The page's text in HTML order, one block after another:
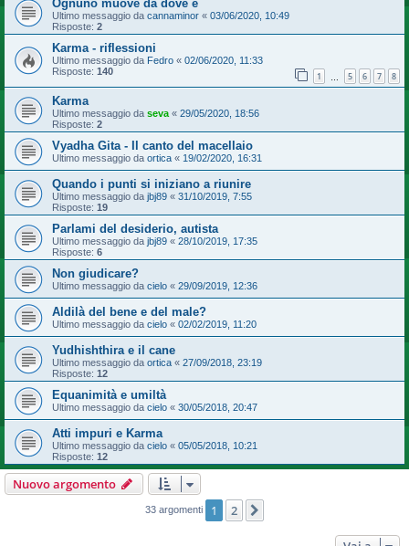
Ognuno muove da dove è
Ultimo messaggio da cannaminor « 03/06/2020, 10:49
Risposte: 2
Karma - riflessioni
Ultimo messaggio da Fedro « 02/06/2020, 11:33
Risposte: 140 1 5 6 7 8
Karma
Ultimo messaggio da seva « 29/05/2020, 18:56
Risposte: 2
Vyadha Gita - Il canto del macellaio
Ultimo messaggio da ortica « 19/02/2020, 16:31
Quando i punti si iniziano a riunire
Ultimo messaggio da jbj89 « 31/10/2019, 7:55
Risposte: 19
Parlami del desiderio, autista
Ultimo messaggio da jbj89 « 28/10/2019, 17:35
Risposte: 6
Non giudicare?
Ultimo messaggio da cielo « 29/09/2019, 12:36
Aldilà del bene e del male?
Ultimo messaggio da cielo « 02/02/2019, 11:20
Yudhishthira e il cane
Ultimo messaggio da ortica « 27/09/2018, 23:19
Risposte: 12
Equanimità e umiltà
Ultimo messaggio da cielo « 30/05/2018, 20:47
Atti impuri e Karma
Ultimo messaggio da cielo « 05/05/2018, 10:21
Risposte: 12
Nuovo argomento
33 argomenti 1 2